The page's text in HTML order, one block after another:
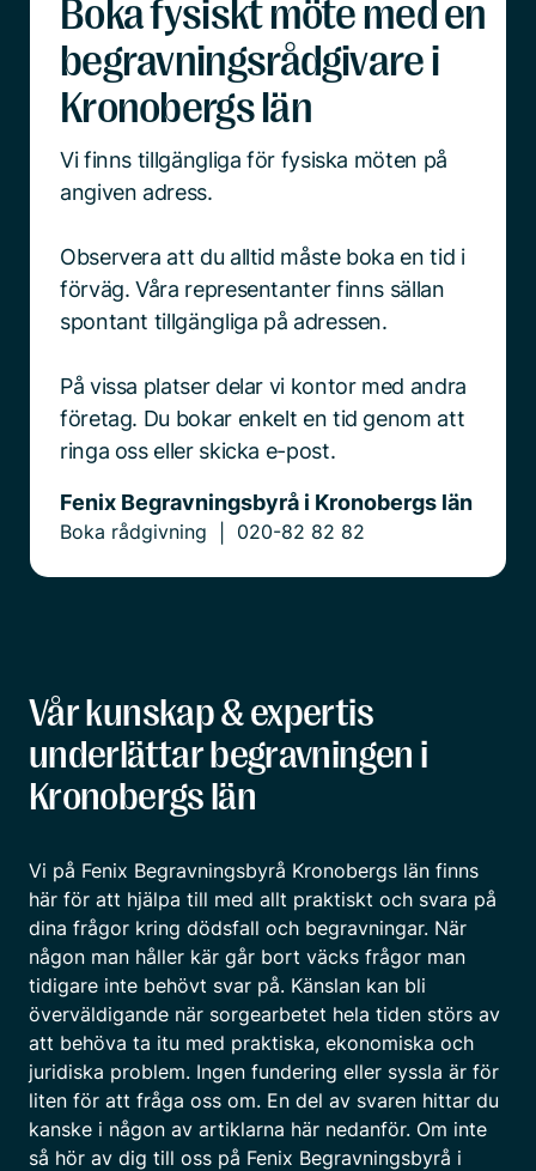
Boka fysiskt möte med en
begravningsrådgivare i
Kronobergs län
Vi finns tillgängliga för fysiska möten på
angiven adress.
Observera att du alltid måste boka en tid i
förväg. Våra representanter finns sällan
spontant tillgängliga på adressen.
På vissa platser delar vi kontor med andra
företag. Du bokar enkelt en tid genom att
ringa oss eller skicka e-post.
Fenix Begravningsbyrå i Kronobergs län
Boka rådgivning 020-82 82 82
Vår kunskap & expertis
underlättar begravningen i
Kronobergs län
Vi på Fenix Begravningsbyrå Kronobergs län finns
här för att hjälpa till med allt praktiskt och svara på
dina frågor kring dödsfall och begravningar. När
någon man håller kär går bort väcks frågor man
tidigare inte behövt svar på. Känslan kan bli
överväldigande när sorgearbetet hela tiden störs av
att behöva ta itu med praktiska, ekonomiska och
juridiska problem. Ingen fundering eller syssla är för
liten för att fråga oss om. En del av svaren hittar du
kanske i någon av artiklarna här nedanför. Om inte
så hör av dig till oss på Fenix Begravningsbyrå i